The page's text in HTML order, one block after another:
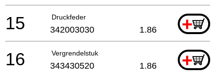
Druckfeder +
15 342003030 1.86
Vergrendelstuk +
16 343430520 1.86